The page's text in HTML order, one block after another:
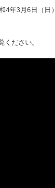
4年3月6日（日
ください。